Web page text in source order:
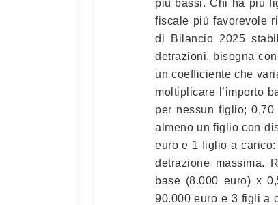
più bassi. Chi ha più
fiscale più favorevole
di Bilancio 2025
detrazioni, bisogna
un coefficiente che
moltiplicare l’importo
per nessun figlio;
almeno un figlio con
euro e 1 figlio a
detrazione massima.
base (8.000 euro) x
90.000 euro e 3 figli a